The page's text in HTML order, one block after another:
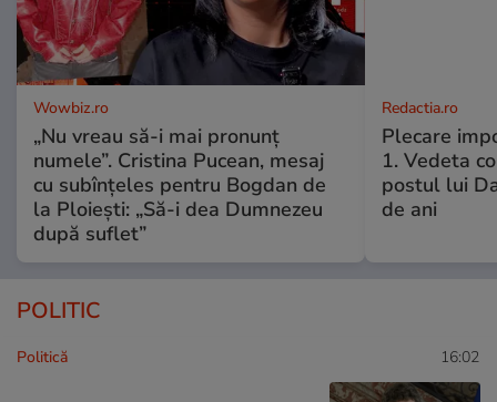
Wowbiz.ro
„Nu vreau să-i mai pronunț
numele”. Cristina Pucean, mesaj
cu subînțeles pentru Bogdan de
la Ploiești: „Să-i dea Dumnezeu
după suflet”
Redactia.ro
Plecare
1. Vedeta
postul lui
de ani
POLITIC
Politică 16:02